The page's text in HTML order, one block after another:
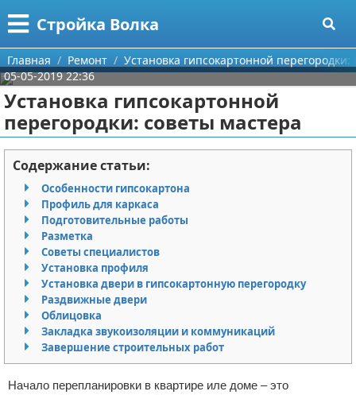
Стройка Волка
Меню
Главная
Категории
Строительство
Мебель
Интерьер и дизайн
Дизайн дачи
Дизайн квартиры
Кухня
Посуда
Ремонт
Ремонт дачи
Ремонт квартиры
Инструменты
Ванная
Поиск
О проекте
Контакты
Сотрудничество
Размещение рекламы
Для правообладателей
Условия предоставления информации
Отказ от ответственности
Главная Ремонт
Установка гипсокартонной перегородки:
05-05-2019 22:36
Установка гипсокартонной
перегородки: советы мастера
Содержание статьи:
Особенности гипсокартона
Профиль для каркаса
Подготовительные работы
Разметка
Советы специалистов
Установка профиля
Установка двери в гипсокартонную перегородку
Раздвижные двери
Облицовка
Закладка звукоизоляции и коммуникаций
Завершение строительных работ
Начало перепланировки в квартире иле доме – это